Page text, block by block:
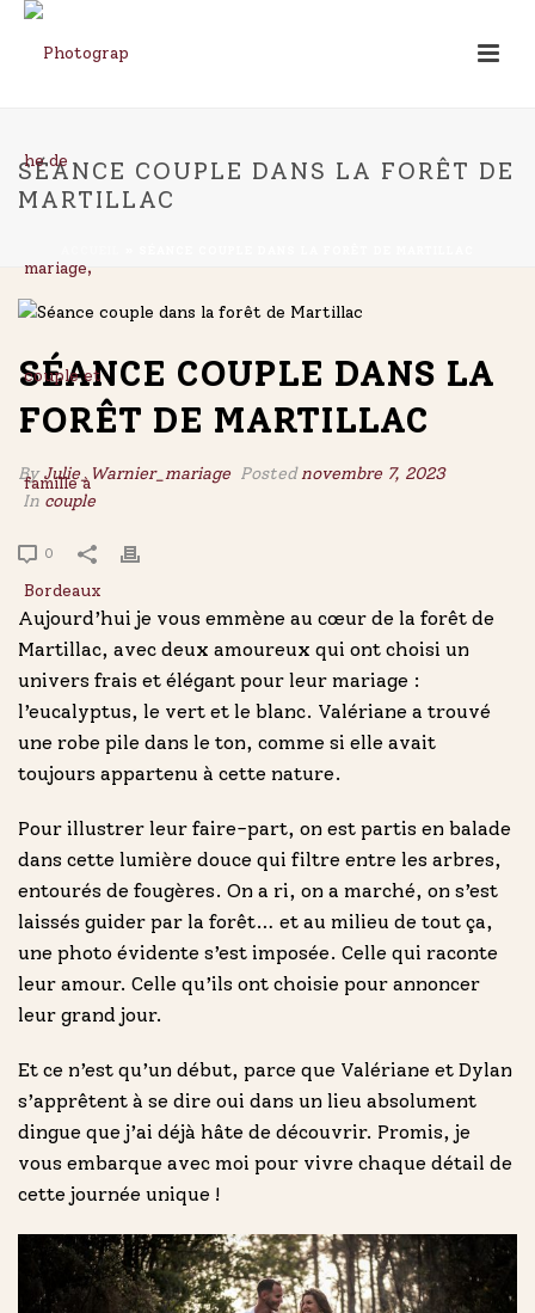
SÉANCE COUPLE DANS LA FORÊT DE
MARTILLAC
SÉANCE COUPLE DANS LA
FORÊT DE MARTILLAC
ByJulie_Warnier_mariage Postednovembre 7, 2023
In couple
0
Aujourd’hui je vous emmène au cœur de la forêt de
Martillac, avec deux amoureux qui ont choisi un
univers frais et élégant pour leur mariage :
l’eucalyptus, le vert et le blanc. Valériane a trouvé
une robe pile dans le ton, comme si elle avait
toujours appartenu à cette nature.
Pour illustrer leur faire-part, on est partis en balade
dans cette lumière douce qui filtre entre les arbres,
entourés de fougères. On a ri, on a marché, on s’est
laissés guider par la forêt… et au milieu de tout ça,
une photo évidente s’est imposée. Celle qui raconte
leur amour. Celle qu’ils ont choisie pour annoncer
leur grand jour.
Et ce n’est qu’un début, parce que Valériane et Dylan
s’apprêtent à se dire oui dans un lieu absolument
dingue que j’ai déjà hâte de découvrir. Promis, je
vous embarque avec moi pour vivre chaque détail de
cette journée unique !